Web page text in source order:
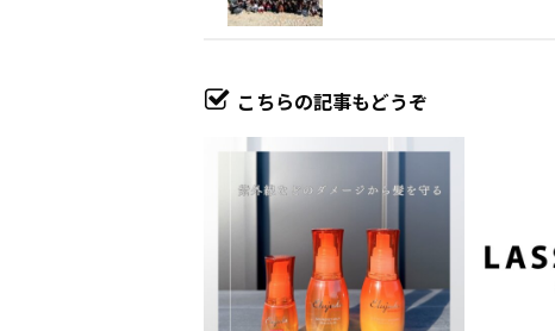
こちらの記事もどうぞ